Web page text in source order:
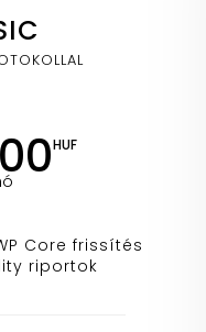
HUF
Core frissítés
riportok